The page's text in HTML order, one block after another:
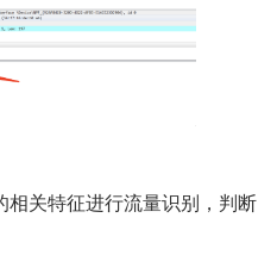
相关特征进行流量识别，判断